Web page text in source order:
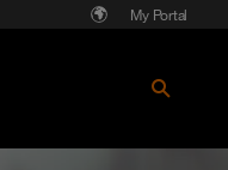
My Portal